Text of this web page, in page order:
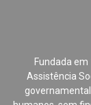
Fundada em
Assistência